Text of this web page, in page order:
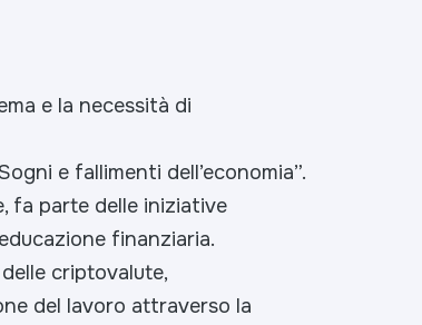
e la necessità di
e fallimenti dell’economia”.
fa parte delle iniziative
finanziaria.
criptovalute,
del lavoro attraverso la